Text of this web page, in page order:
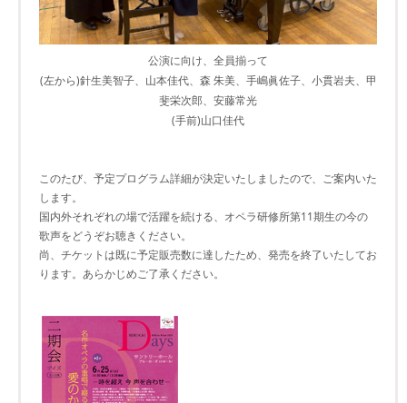
公演に向け、全員揃って
(左から)針生美智子、山本佳代、森 朱美、手嶋眞佐子、小貫岩夫、甲
斐栄次郎、安藤常光
(手前)山口佳代
このたび、予定プログラム詳細が決定いたしましたので、ご案内いた
します。
国内外それぞれの場で活躍を続ける、オペラ研修所第11期生の今の
歌声をどうぞお聴きください。
尚、チケットは既に予定販売数に達したため、発売を終了いたしてお
ります。あらかじめご了承ください。